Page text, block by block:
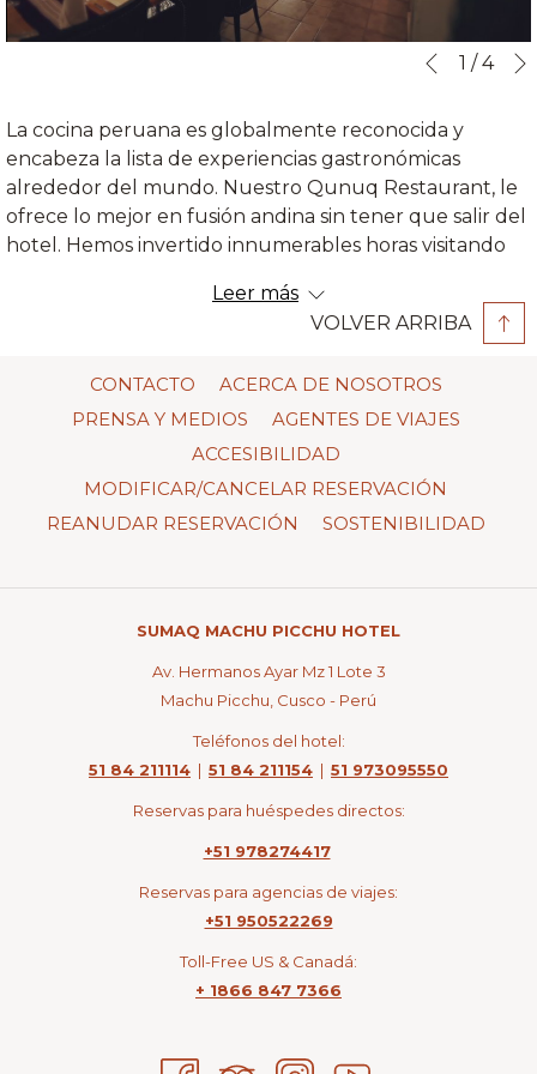
Botones
control
de
la
de
Al
clic
en
los
siguientes
enlaces,
el
contenido
anterior
Anterior
1 /4
La cocina peruana es globalmente reconocida y
encabeza la lista de experiencias gastronómicas
alrededor del mundo. Nuestro Qunuq Restaurant, le
ofrece lo mejor en fusión andina sin tener que salir del
hotel. Hemos invertido innumerables horas visitando
los ingredientes más frescos. El resultado de nuestros
esfuerzos es un menú con deliciosas opciones que
cultivados y cosechados con el amor que tiene la
gente por su tierra. ​
Además del menú regular, también contamos con un
Menú de Degustación “Sabores de los Andes” Apucc
Mikhunaque constituye una forma magnífica de
Degustación Romántico “Munayki” que ofrecemos a
comunicarnos si desea reservar alguna de estas
Leer más
VOLVER ARRIBA
CONTACTO
ACERCA DE NOSOTROS
PRENSA Y MEDIOS
AGENTES DE VIAJES
ACCESIBILIDAD
MODIFICAR/CANCELAR RESERVACIÓN
REANUDAR RESERVACIÓN
SOSTENIBILIDAD
SUMAQ MACHU PICCHU HOTEL
Av. Hermanos Ayar Mz 1 Lote 3
Machu Picchu, Cusco - Perú
Teléfonos del hotel:
51 84 211114 | 51 84 211154 | 51 973095550
Reservas para huéspedes directos:
+51 978274417
Reservas para agencias de viajes:
+51 950522269
Toll-Free US & Canadá:
+ 1866 847 7366